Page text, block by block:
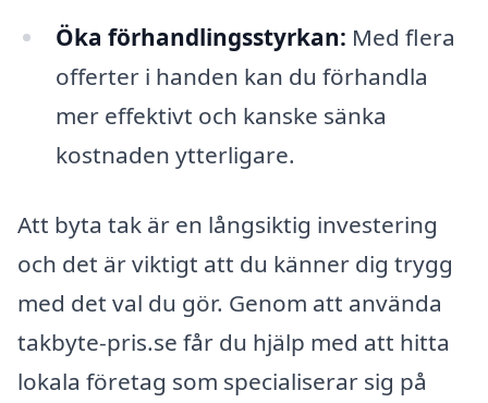
Öka förhandlingsstyrkan: Med flera
offerter i handen kan du förhandla
mer effektivt och kanske sänka
kostnaden ytterligare.
Att byta tak är en långsiktig investering
och det är viktigt att du känner dig trygg
med det val du gör. Genom att använda
takbyte-pris.se får du hjälp med att hitta
lokala företag som specialiserar sig på